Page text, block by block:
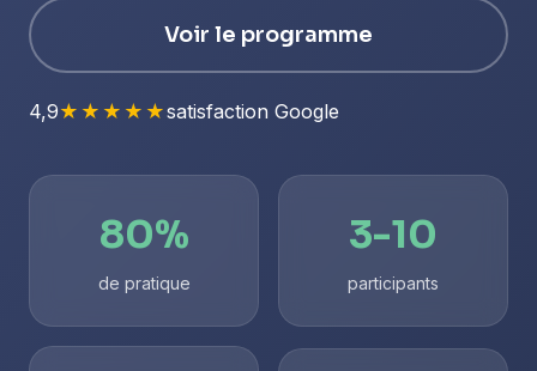
Voir le programme
4,9★★★★★satisfaction Google
80%
de pratique
3-10
participants